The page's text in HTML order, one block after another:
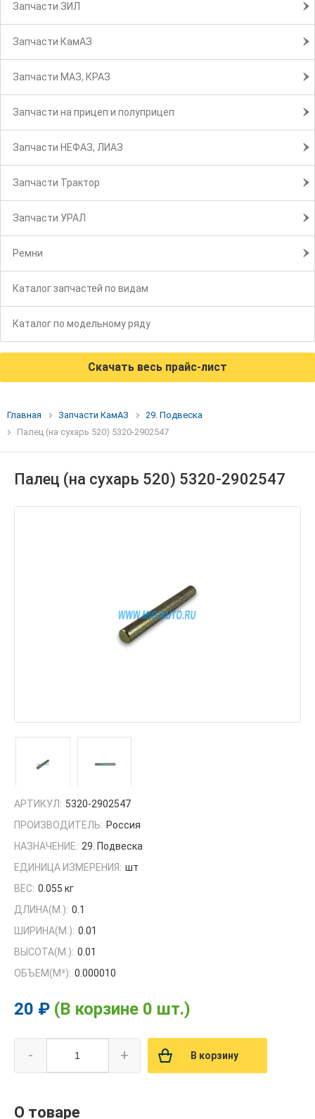
Запчасти ЗИЛ
Запчасти КамАЗ
Запчасти МАЗ, КРАЗ
Запчасти на прицеп и полуприцеп
Запчасти НЕФАЗ, ЛИАЗ
Запчасти Трактор
Запчасти УРАЛ
Ремни
Каталог запчастей по видам
Каталог по модельному ряду
Скачать весь прайс-лист
Главная Запчасти КамАЗ
29. Подвеска
Палец (на сухарь 520) 5320-2902547
Палец (на сухарь 520) 5320-2902547
АРТИКУЛ: 5320-2902547
ПРОИЗВОДИТЕЛЬ: Россия
НАЗНАЧЕНИЕ: 29. Подвеска
ЕДИНИЦА ИЗМЕРЕНИЯ: шт
ВЕС: 0.055 кг
ДЛИНА(М.): 0.1
ШИРИНА(М.): 0.01
ВЫСОТА(М.): 0.01
ОБЪЕМ(M³): 0.000010
20 ₽ (В корзине 0 шт.)
- + В корзину
О товаре